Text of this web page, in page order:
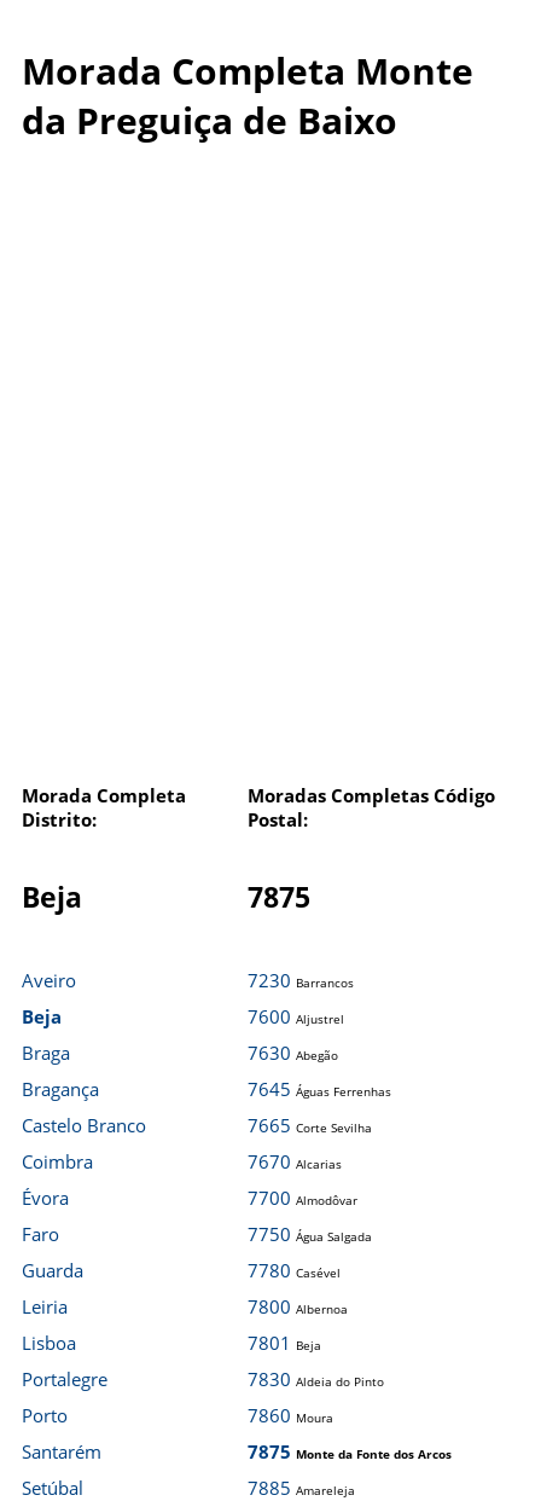
Morada Completa Monte
da Preguiça de Baixo
Morada Completa
Distrito:
Moradas Completas Código
Postal:
Beja 7875
Aveiro
Beja
Braga
Bragança
Castelo Branco
Coimbra
Évora
Faro
Guarda
Leiria
Lisboa
Portalegre
Porto
Santarém
Setúbal
7230 Barrancos
7600 Aljustrel
7630 Abegão
7645 Águas Ferrenhas
7665 Corte Sevilha
7670 Alcarias
7700 Almodôvar
7750 Água Salgada
7780 Casével
7800 Albernoa
7801 Beja
7830 Aldeia do Pinto
7860 Moura
7875 Monte da Fonte dos Arcos
7885 Amareleja